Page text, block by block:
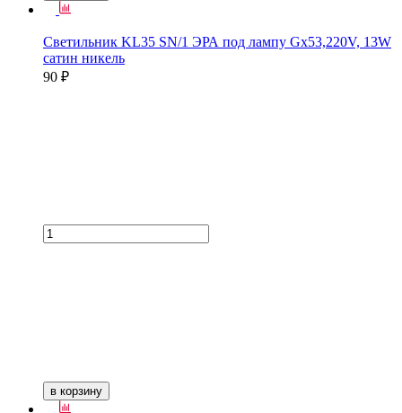
Светильник KL35 SN/1 ЭРА под лампу Gx53,220V, 13W
сатин никель
90 ₽
в корзину